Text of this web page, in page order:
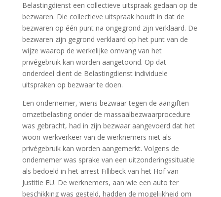
Belastingdienst een collectieve uitspraak gedaan op de
bezwaren. Die collectieve uitspraak houdt in dat de
bezwaren op één punt na ongegrond zijn verklaard. De
bezwaren zijn gegrond verklaard op het punt van de
wijze waarop de werkelijke omvang van het
privégebruik kan worden aangetoond. Op dat
onderdeel dient de Belastingdienst individuele
uitspraken op bezwaar te doen.
Een ondernemer, wiens bezwaar tegen de aangiften
omzetbelasting onder de massaalbezwaarprocedure
was gebracht, had in zijn bezwaar aangevoerd dat het
woon-werkverkeer van de werknemers niet als
privégebruik kan worden aangemerkt. Volgens de
ondernemer was sprake van een uitzonderingssituatie
als bedoeld in het arrest Fillibeck van het Hof van
Justitie EU. De werknemers, aan wie een auto ter
beschikking was gesteld, hadden de mogelijkheid om